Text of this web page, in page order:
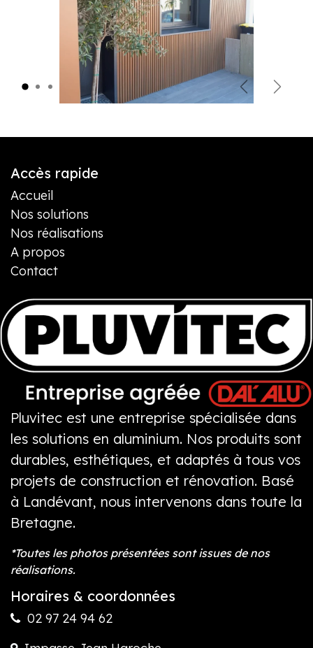
Précédent
Accès rapide
Accueil
Nos solutions
Nos réalisations
A propos
Contact
Pluvitec est une entreprise spécialisée dans
les solutions en aluminium. Nos produits sont
durables, esthétiques, et adaptés à tous vos
projets de construction et rénovation. Basé
à Landévant, nous intervenons dans toute la
Bretagne.
*Toutes les photos présentées sont issues de nos
réalisations.
Horaires & coordonnées
02 97 24 94 62